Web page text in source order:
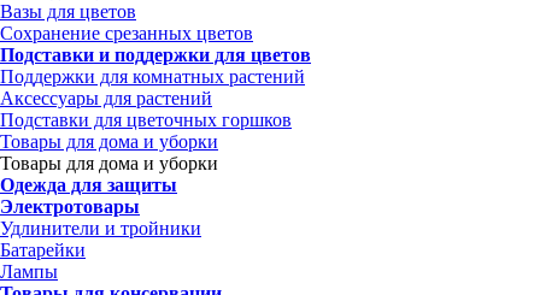
Вазы для цветов
Сохранение срезанных цветов
Подставки и поддержки для цветов
Поддержки для комнатных растений
Аксессуары для растений
Подставки для цветочных горшков
Товары для дома и уборки
Товары для дома и уборки
Одежда для защиты
Электротовары
Удлинители и тройники
Батарейки
Лампы